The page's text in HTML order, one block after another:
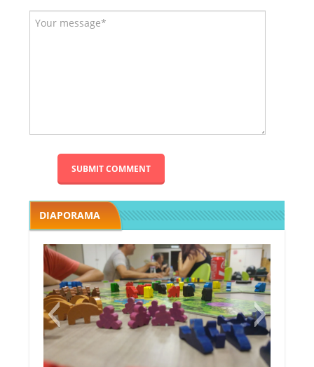
DIAPORAMA